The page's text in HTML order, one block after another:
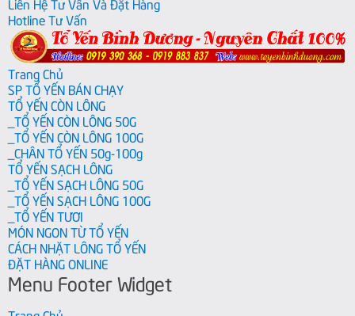
Hotline Tư Vấn
Trang Chủ
SP TỔ YẾN BÁN CHẠY
TỔ YẾN CÒN LÔNG
_TỔ YẾN CÒN LÔNG 50G
_TỔ YẾN CÒN LÔNG 100G
_CHÂN TỔ YẾN 50g-100g
TỔ YẾN SẠCH LÔNG
_TỔ YẾN SẠCH LÔNG 50G
_TỔ YẾN SẠCH LÔNG 100G
_TỔ YẾN TƯƠI
MÓN NGON TỪ TỔ YẾN
CÁCH NHẶT LÔNG TỔ YẾN
ĐẶT HÀNG ONLINE
Menu Footer Widget